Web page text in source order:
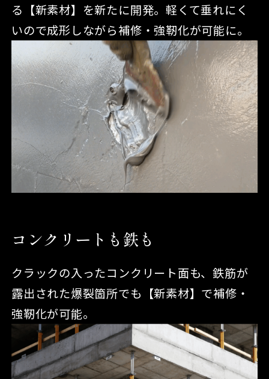
る【新素材】を新たに開発。軽くて垂れにく
いので成形しながら補修・強靭化が可能に。
コンクリートも鉄も
クラックの入ったコンクリート面も、鉄筋が
露出された爆裂箇所でも【新素材】で補修・
強靭化が可能。